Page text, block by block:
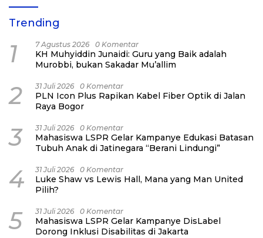
Trending
1 7 Agustus 2026 0 Komentar
KH Muhyiddin Junaidi: Guru yang Baik adalah
Murobbi, bukan Sakadar Mu’allim
2 31 Juli 2026 0 Komentar
PLN Icon Plus Rapikan Kabel Fiber Optik di Jalan
Raya Bogor
3 31 Juli 2026 0 Komentar
Mahasiswa LSPR Gelar Kampanye Edukasi Batasan
Tubuh Anak di Jatinegara “Berani Lindungi”
4 31 Juli 2026 0 Komentar
Luke Shaw vs Lewis Hall, Mana yang Man United
Pilih?
5 31 Juli 2026 0 Komentar
Mahasiswa LSPR Gelar Kampanye DisLabel
Dorong Inklusi Disabilitas di Jakarta